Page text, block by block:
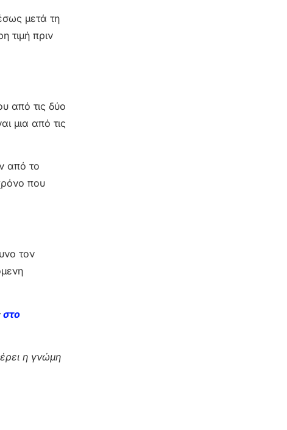
μετά τη
τιμή πριν
από τις δύο
μια από τις
από το
που
τον
στο
η γνώμη